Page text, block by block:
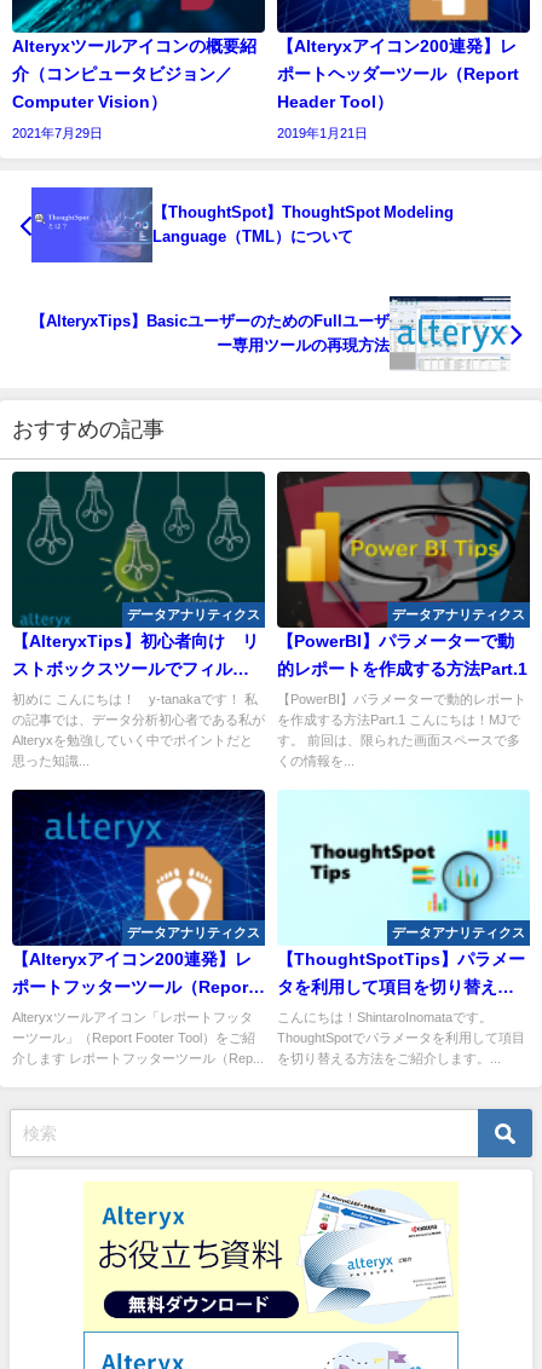
Alteryxツールアイコンの概要紹
介（コンピュータビジョン／
Computer Vision）
2021年7月29日
【Alteryxアイコン200連発】レ
ポートヘッダーツール（Report
Header Tool）
2019年1月21日
【ThoughtSpot】ThoughtSpot Modeling
Language（TML）について
【AlteryxTips】BasicユーザーのためのFullユーザ
ー専用ツールの再現方法
おすすめの記事
データアナリティクス
【AlteryxTips】初心者向け リ
ストボックスツールでフィルタ
ー
初めに こんにちは！ y-tanakaです！ 私
の記事では、データ分析初心者である私が
Alteryxを勉強していく中でポイントだと
思った知識...
データアナリティクス
【PowerBI】パラメーターで動
的レポートを作成する方法Part.1
【PowerBI】パラメーターで動的レポート
を作成する方法Part.1 こんにちは！MJで
す。 前回は、限られた画面スペースで多
くの情報を...
データアナリティクス
【Alteryxアイコン200連発】レ
ポートフッターツール（Report
Footer Tool）
Alteryxツールアイコン「レポートフッタ
ーツール」（Report Footer Tool）をご紹
介します レポートフッターツール（Rep...
データアナリティクス
【ThoughtSpotTips】パラメー
タを利用して項目を切り替える
方法
こんにちは！ShintaroInomataです。
ThoughtSpotでパラメータを利用して項目
を切り替える方法をご紹介します。...